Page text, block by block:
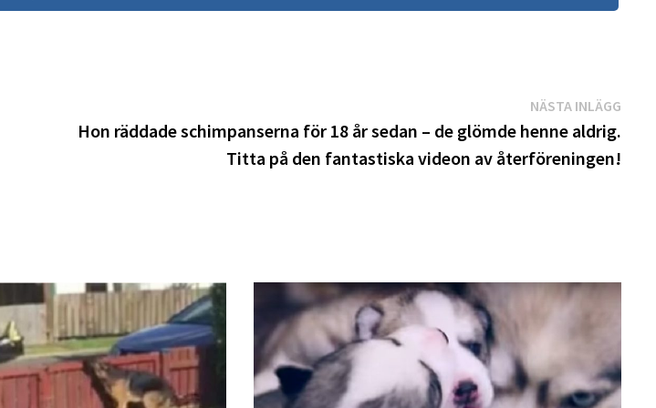
NÄSTA INLÄGG
Hon räddade schimpanserna för 18 år sedan – de glömde henne aldrig.
Titta på den fantastiska videon av återföreningen!